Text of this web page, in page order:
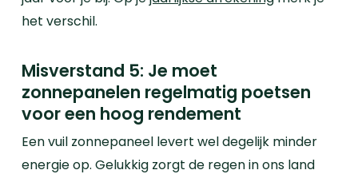
het verschil.
Misverstand 5: Je moet
zonnepanelen regelmatig poetsen
voor een hoog rendement
Een vuil zonnepaneel levert wel degelijk minder
energie op. Gelukkig zorgt de regen in ons land